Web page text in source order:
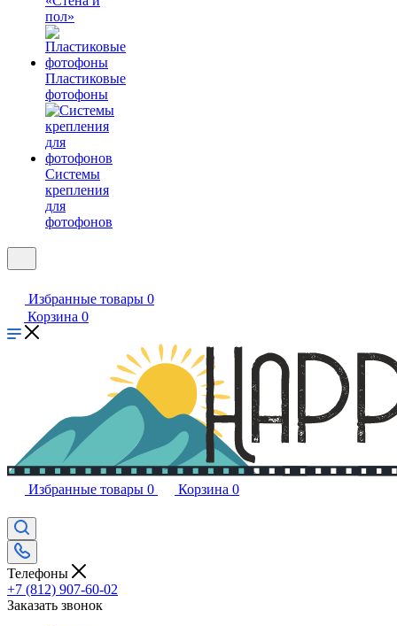
пол»
Пластиковые
фотофоны
Системы
крепления
для
фотофонов
Избранные товары 0
Корзина 0
Избранные товары 0 Корзина 0
Телефоны
+7 (812) 907-60-02
Заказать звонок